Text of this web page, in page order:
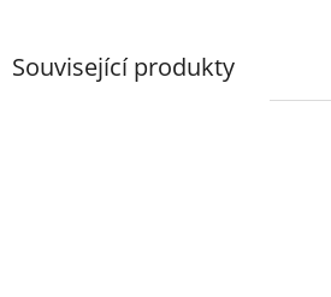
Související produkty